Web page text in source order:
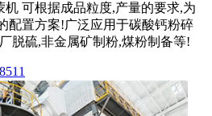
机 可根据成品粒度,产量的要求,为
配置方案!广泛应用于碳酸钙粉碎
脱硫,非金属矿制粉,煤粉制备等!